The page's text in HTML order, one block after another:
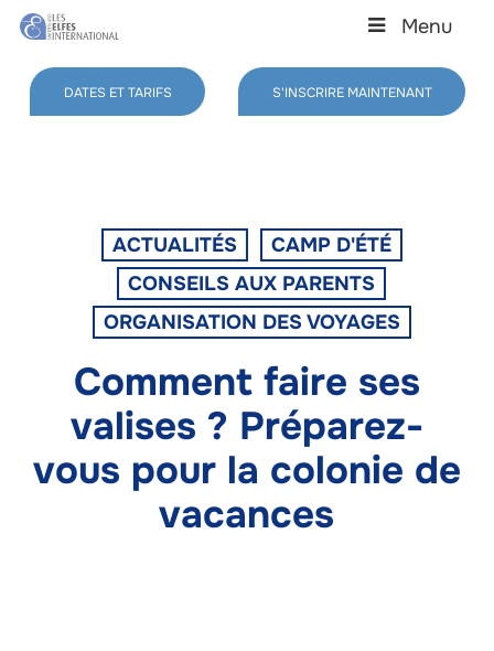
Skip
content
Menu
DATES ET TARIFS S'INSCRIRE MAINTENANT
ACTUALITÉS
CAMP D'ÉTÉ
CONSEILS AUX PARENTS
ORGANISATION DES VOYAGES
Comment faire ses
valises ? Préparez-
vous pour la colonie de
vacances
Close
Menu